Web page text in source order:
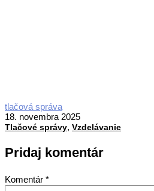
2025-
11-
18
tlačová správa
18. novembra 2025
Tlačové správy, Vzdelávanie
Pridaj komentár
Komentár *